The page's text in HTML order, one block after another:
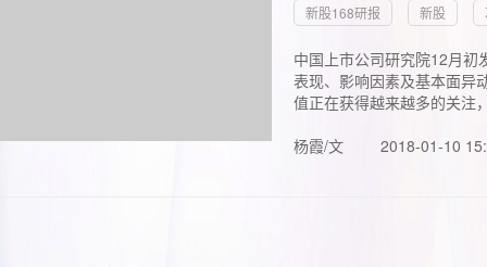
新股168研报 新股
中国上市公司研究院12月初
表现、影响因素及基本面异
值正在获得越来越多的关注
杨霞/文
2018-01-10